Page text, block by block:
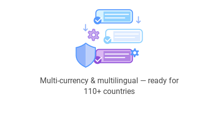
Multi-currency & multilingual — ready for
110+ countries